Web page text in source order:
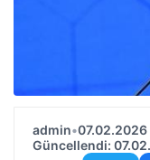
admin•
Güncellendi: